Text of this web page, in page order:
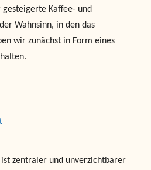
Kaffee- und
Wahnsinn, in den das
wir zunächst in Form eines
zentraler und unverzichtbarer